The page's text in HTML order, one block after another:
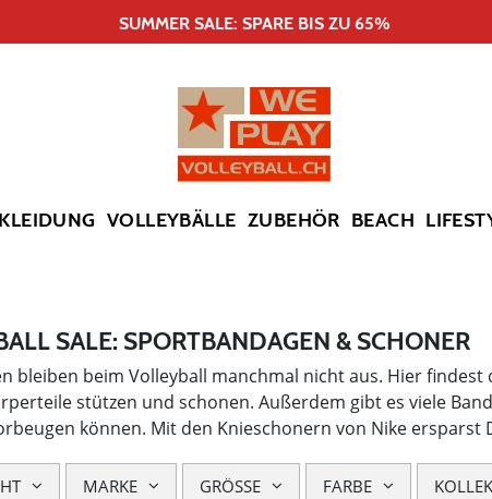
SUMMER SALE: SPARE BIS ZU 65%
VOLLEYBÄLLE ZUBEHÖR BEACH
SALE: SPORTBANDAGEN & SCHONER
bleiben beim Volleyball manchmal nicht aus. Hier
stützen und schonen. Außerdem gibt es viele
können. Mit den Knieschonern von Nike ersparst
MARKE GRÖSSE FARBE